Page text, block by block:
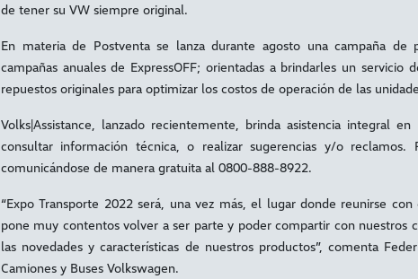
de tener su VW siempre original.
En materia de Postventa se lanza durante agosto una campaña
campañas anuales de ExpressOFF; orientadas a brindarles un servicio
repuestos originales para optimizar los costos de operación de las
Volks|Assistance, lanzado recientemente, brinda asistencia integral
consultar información técnica, o realizar sugerencias y/o
comunicándose de manera gratuita al 0800-888-8922.
“Expo Transporte 2022 será, una vez más, el lugar donde reunirse
pone muy contentos volver a ser parte y poder compartir con nuestros
las novedades y características de nuestros productos”, comenta
Camiones y Buses Volkswagen.